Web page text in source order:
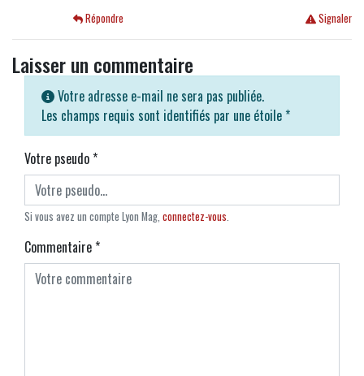
Signaler
Répondre
Laisser un commentaire
Votre adresse e-mail ne sera pas publiée.
Les champs requis sont identifiés par une étoile *
Votre pseudo*
Si vous avez un compte Lyon Mag, connectez-vous.
Commentaire*